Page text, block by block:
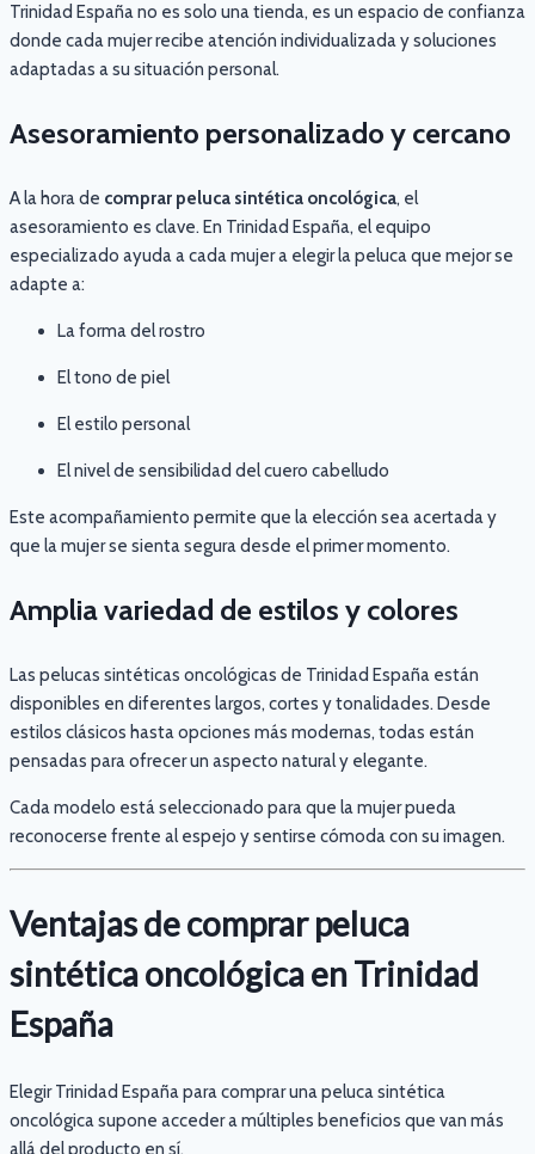
Trinidad España no es solo una tienda, es un espacio de confianza
donde cada mujer recibe atención individualizada y soluciones
adaptadas a su situación personal.
Asesoramiento personalizado y cercano
A la hora de comprar peluca sintética oncológica, el
asesoramiento es clave. En Trinidad España, el equipo
especializado ayuda a cada mujer a elegir la peluca que mejor se
adapte a:
La forma del rostro
El tono de piel
El estilo personal
El nivel de sensibilidad del cuero cabelludo
Este acompañamiento permite que la elección sea acertada y
que la mujer se sienta segura desde el primer momento.
Amplia variedad de estilos y colores
Las pelucas sintéticas oncológicas de Trinidad España están
disponibles en diferentes largos, cortes y tonalidades. Desde
estilos clásicos hasta opciones más modernas, todas están
pensadas para ofrecer un aspecto natural y elegante.
Cada modelo está seleccionado para que la mujer pueda
reconocerse frente al espejo y sentirse cómoda con su imagen.
Ventajas de comprar peluca
sintética oncológica en Trinidad
España
Elegir Trinidad España para comprar una peluca sintética
oncológica supone acceder a múltiples beneficios que van más
allá del producto en sí.